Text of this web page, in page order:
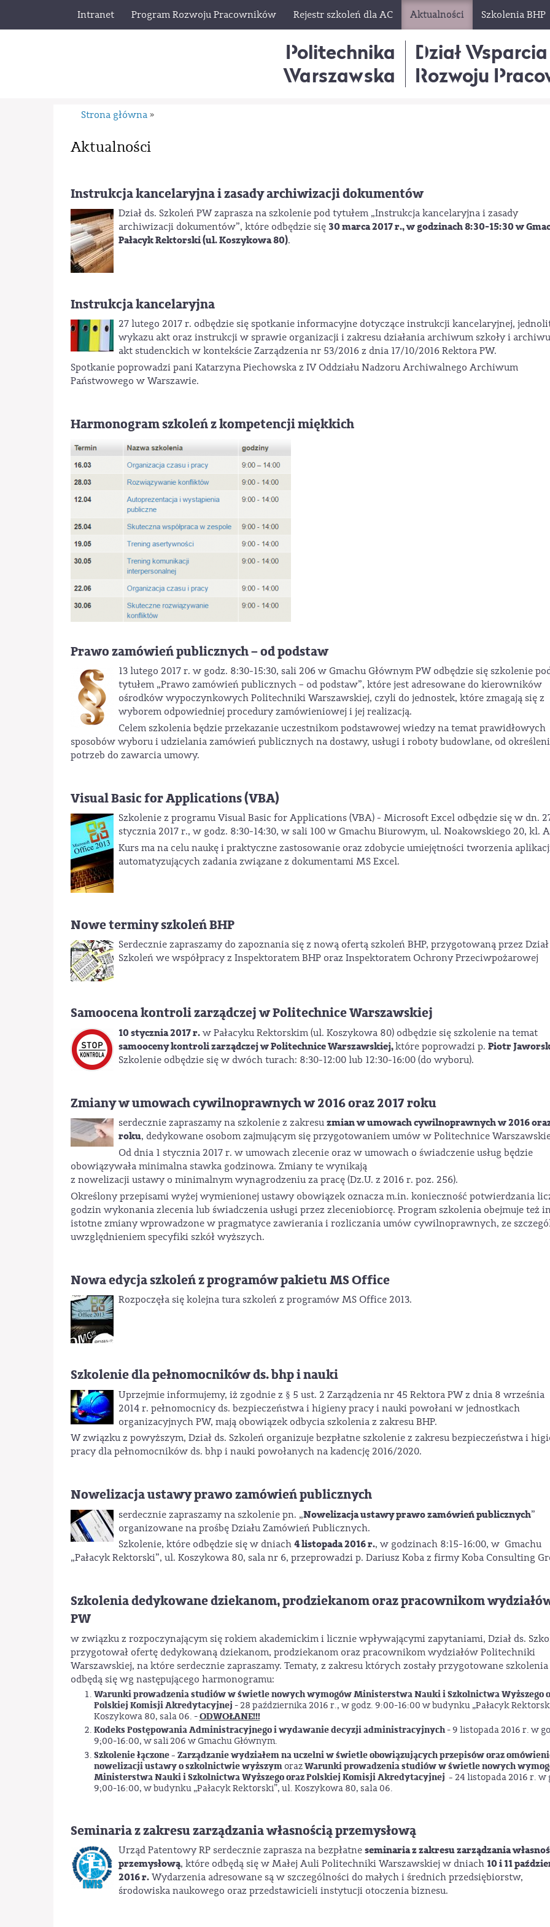
Intranet Program Rozwoju Pracowników Rejestr szkoleń dla AC Aktualności Szkolenia BHP
Politechnika
Warszawska
Dział Wsparcia
Rozwoju
Strona główna »
Aktualności
Instrukcja kancelaryjna i zasady archiwizacji dokumentów
Dział ds. Szkoleń PW zaprasza na szkolenie pod tytułem „Instrukcja kancelaryjna i zasady
archiwizacji dokumentów”, które odbędzie się 30 marca2017 r., w godzinach 8:30-15:30 w
Pałacyk Rektorski (ul. Koszykowa 80).
Instrukcja kancelaryjna
27 lutego 2017 r. odbędzie się spotkanie informacyjne dotyczące instrukcji kancelaryjnej,
wykazu akt oraz instrukcji w sprawie organizacji i zakresu działania archiwum szkoły i
akt studenckich w kontekście Zarządzenia nr 53/2016 z dnia 17/10/2016 Rektora PW.
Spotkanie poprowadzi pani Katarzyna Piechowska z IV Oddziału Nadzoru Archiwalnego Archiwum
Państwowego w Warszawie.
Harmonogram szkoleń z kompetencji miękkich
Prawo zamówień publicznych – od podstaw
13 lutego 2017 r. w godz. 8:30-15:30, sali 206 w Gmachu Głównym PW odbędzie się szkolenie
tytułem „Prawo zamówień publicznych – od podstaw”, które jest adresowane do kierowników
ośrodków wypoczynkowych Politechniki Warszawskiej, czyli do jednostek, które zmagają się z
wyborem odpowiedniej procedury zamówieniowej i jej realizacją.
Celem szkolenia będzie przekazanie uczestnikom podstawowej wiedzy na temat prawidłowych
sposobów wyboru i udzielania zamówień publicznych na dostawy, usługi i roboty budowlane, od
potrzeb do zawarcia umowy.
Visual Basic for Applications (VBA)
Szkolenie z programu Visual Basic for Applications (VBA) - Microsoft Excel odbędzie się w dn.
stycznia 2017 r., w godz. 8:30-14:30, w sali 100 w Gmachu Biurowym, ul. Noakowskiego 20, kl.
Kurs ma na celu naukę i praktyczne zastosowanie oraz zdobycie umiejętności tworzenia
automatyzujących zadania związane z dokumentami MS Excel.
Nowe terminy szkoleń BHP
Serdecznie zapraszamy do zapoznania się z nową ofertą szkoleń BHP, przygotowaną przez Dział
Szkoleń we współpracy z Inspektoratem BHP oraz Inspektoratem Ochrony Przeciwpożarowej
Samoocena kontroli zarządczej w Politechnice Warszawskiej
10 stycznia 2017 r.w Pałacyku Rektorskim (ul. Koszykowa 80) odbędzie się szkolenie na temat
samooceny kontroli zarządczej w Politechnice Warszawskiej,które poprowadzi p. Piotr
Szkolenie odbędzie się w dwóch turach: 8:30-12:00 lub 12:30-16:00 (do wyboru).
Zmiany w umowach cywilnoprawnych w 2016 oraz 2017 roku
serdecznie zapraszamy na szkolenie z zakresu zmian w umowach cywilnoprawnych w 2016
roku, dedykowane osobom zajmującym się przygotowaniem umów w Politechnice
Od dnia 1 stycznia 2017 r. w umowach zlecenie oraz w umowach o świadczenie usług będzie
obowiązywała minimalna stawka godzinowa. Zmiany te wynikają
z nowelizacji ustawy o minimalnym wynagrodzeniu za pracę (Dz.U. z 2016 r. poz. 256).
Określony przepisami wyżej wymienionej ustawy obowiązek oznacza m.in. konieczność potwierdzania
godzin wykonania zlecenia lub świadczenia usługi przez zleceniobiorcę. Program szkolenia obejmuje też
istotne zmiany wprowadzone w pragmatyce zawierania i rozliczania umów cywilnoprawnych, ze
uwzględnieniem specyfiki szkół wyższych.
Nowa edycja szkoleń z programów pakietu MS Office
Rozpoczęła się kolejna tura szkoleń z programów MS Office 2013.
Szkolenie dla pełnomocników ds. bhp i nauki
Uprzejmie informujemy, iż zgodnie z § 5 ust. 2 Zarządzenia nr 45 Rektora PW z dnia 8 września
2014 r. pełnomocnicy ds. bezpieczeństwa i higieny pracy i nauki powołani w jednostkach
organizacyjnych PW, mają obowiązek odbycia szkolenia z zakresu BHP.
W związku z powyższym, Dział ds. Szkoleń organizuje bezpłatne szkolenie z zakresu bezpieczeństwa i
pracy dla pełnomocników ds. bhp i nauki powołanych na kadencję 2016/2020.
Nowelizacja ustawy prawo zamówień publicznych
serdecznie zapraszamy na szkolenie pn. „Nowelizacja ustawy prawo zamówień publicznych”
organizowane na prośbę Działu Zamówień Publicznych.
Szkolenie, które odbędzie się w dniach 4 listopada 2016 r., w godzinach 8:15-16:00, w Gmachu
„Pałacyk Rektorski”, ul. Koszykowa 80, sala nr 6, przeprowadzi p. Dariusz Koba z firmy Koba Consulting
Szkolenia dedykowane dziekanom, prodziekanom oraz pracownikom
PW
w związku z rozpoczynającym się rokiem akademickim i licznie wpływającymi zapytaniami, Dział ds.
przygotował ofertę dedykowaną dziekanom, prodziekanom oraz pracownikom wydziałów Politechniki
Warszawskiej, na które serdecznie zapraszamy. Tematy, z zakresu których zostały przygotowane szkolenia
odbędą się wg następującego harmonogramu:
Warunki prowadzenia studiów w świetle nowych wymogów Ministerstwa Nauki i Szkolnictwa Wyższego
Polskiej Komisji Akredytacyjnej - 28 października 2016 r., w godz. 9:00-16:00 w budynku „Pałacyk
Koszykowa 80, sala 06. -ODWOŁANE!!!
Kodeks Postępowania Administracyjnego i wydawanie decyzji administracyjnych- 9 listopada 2016 r. w
9;00-16:00, w sali 206 w Gmachu Głównym.
Szkolenie łączone - Zarządzanie wydziałem na uczelni w świetle obowiązujących przepisów oraz
nowelizacji ustawy o szkolnictwie wyższym orazWarunki prowadzenia studiów w świetle nowych
Ministerstwa Nauki i Szkolnictwa Wyższego oraz Polskiej Komisji Akredytacyjnej - 24 listopada 2016 r. w
9;00-16:00, w budynku „Pałacyk Rektorski”, ul. Koszykowa 80, sala 06.
Seminaria z zakresu zarządzania własnością przemysłową
Urząd Patentowy RP serdecznie zaprasza na bezpłatne seminaria z zakresu zarządzania
przemysłową, które odbędą się w Małej Auli Politechniki Warszawskiej w dniach 10 i 11
2016 r.Wydarzenia adresowane są w szczególności do małych i średnich przedsiębiorstw,
środowiska naukowego oraz przedstawicieli instytucji otoczenia biznesu.